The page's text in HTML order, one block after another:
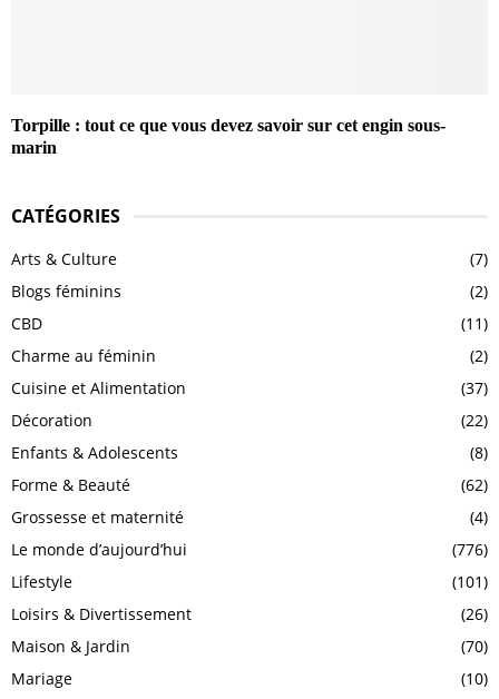
Torpille : tout ce que vous devez savoir sur cet engin sous-
marin
CATÉGORIES
Arts & Culture
(7)
Blogs féminins
(2)
CBD
(11)
Charme au féminin
(2)
Cuisine et Alimentation
(37)
Décoration
(22)
Enfants & Adolescents
(8)
Forme & Beauté
(62)
Grossesse et maternité
(4)
Le monde d’aujourd’hui
(776)
Lifestyle
(101)
Loisirs & Divertissement
(26)
Maison & Jardin
(70)
Mariage
(10)